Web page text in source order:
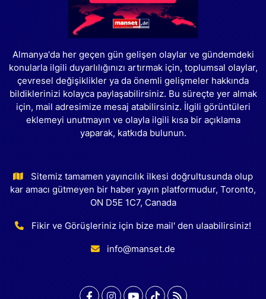
Almanya'da her geçen gün gelişen olaylar ve gündemdeki
konularla ilgili duyarlılığınızı artırmak için, toplumsal olaylar,
çevresel değişiklikler ya da önemli gelişmeler hakkında
bildiklerinizi kolayca paylaşabilirsiniz. Bu süreçte yer almak
için, mail adresimize mesaj atabilirsiniz. İlgili görüntüleri
eklemeyi unutmayın ve olayla ilgili kısa bir açıklama
yaparak, katkıda bulunun.
Sitemiz tamamen yayıncılık ilkesi doğrultusunda olup
kar amacı gütmeyen bir haber yayın platformudur, Toronto,
ON D5E 1C7, Canada
Fikir ve Görüşleriniz için bize mail' den ulaabilirsiniz!
info@manset.de